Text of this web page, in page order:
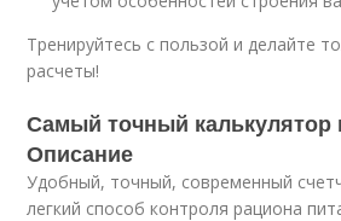
Тренируйтесь с пользой и делайте
расчеты!
Самый точный калькулятор
Описание
Удобный, точный, современный
легкий способ контроля рациона